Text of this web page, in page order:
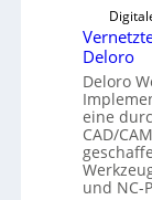
Deloro
Deloro
eine
CAD/
und NC-